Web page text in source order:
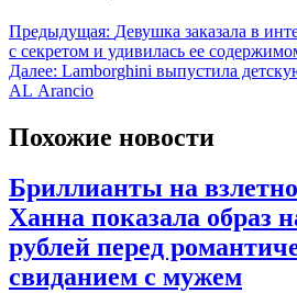
Предыдущая: Девушка заказала в
с секретом и удивилась ее
Далее: Lamborghini выпустила
AL Arancio
Похожие новости
Бриллианты на
Ханна показала образ
рублей перед
свиданием с мужем